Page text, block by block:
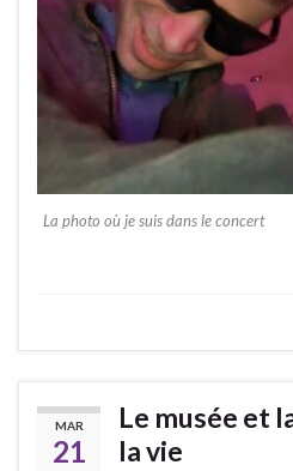
La photo où je suis dans le concert
MAR
21
Le musée et
la vie